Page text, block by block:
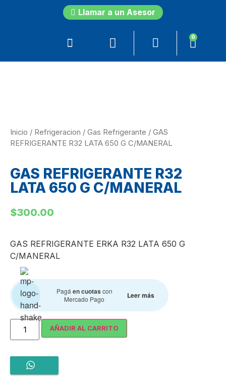
Llamar a un Asesor
0
Inicio / Refrigeracion / Gas Refrigerante / GAS
REFRIGERANTE R32 LATA 650 G C/MANERAL
GAS REFRIGERANTE R32
LATA 650 G C/MANERAL
$300.00
GAS REFRIGERANTE ERKA R32 LATA 650 G
C/MANERAL
Pagáen cuotas con
Mercado Pago
Leer más
AÑADIR AL CARRITO